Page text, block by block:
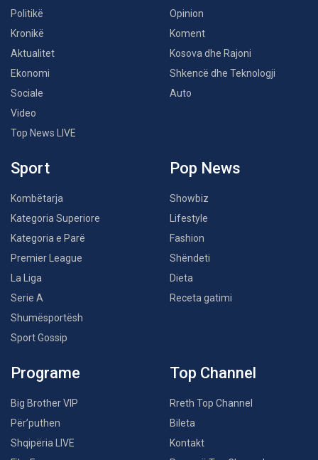
Politikë
Kronikë
Aktualitet
Ekonomi
Sociale
Video
Top News LIVE
Opinion
Koment
Kosova dhe Rajoni
Shkencë dhe Teknologji
Auto
Sport
Kombëtarja
Kategoria Superiore
Kategoria e Parë
Premier League
La Liga
Serie A
Shumësportësh
Sport Gossip
Pop News
Showbiz
Lifestyle
Fashion
Shëndeti
Dieta
Receta gatimi
Programe
Big Brother VIP
Për’puthen
Shqipëria LIVE
Top Channel
Rreth Top Channel
Bileta
Kontakt